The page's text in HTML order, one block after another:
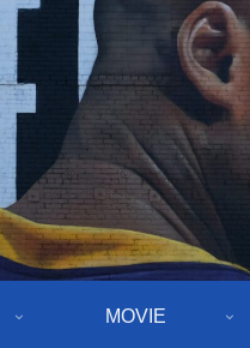
MOVIE